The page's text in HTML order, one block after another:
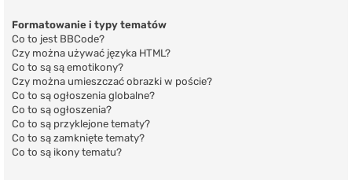
Formatowanie i typy tematów
Co to jest BBCode?
Czy można używać języka HTML?
Co to są są emotikony?
Czy można umieszczać obrazki w poście?
Co to są ogłoszenia globalne?
Co to są ogłoszenia?
Co to są przyklejone tematy?
Co to są zamknięte tematy?
Co to są ikony tematu?